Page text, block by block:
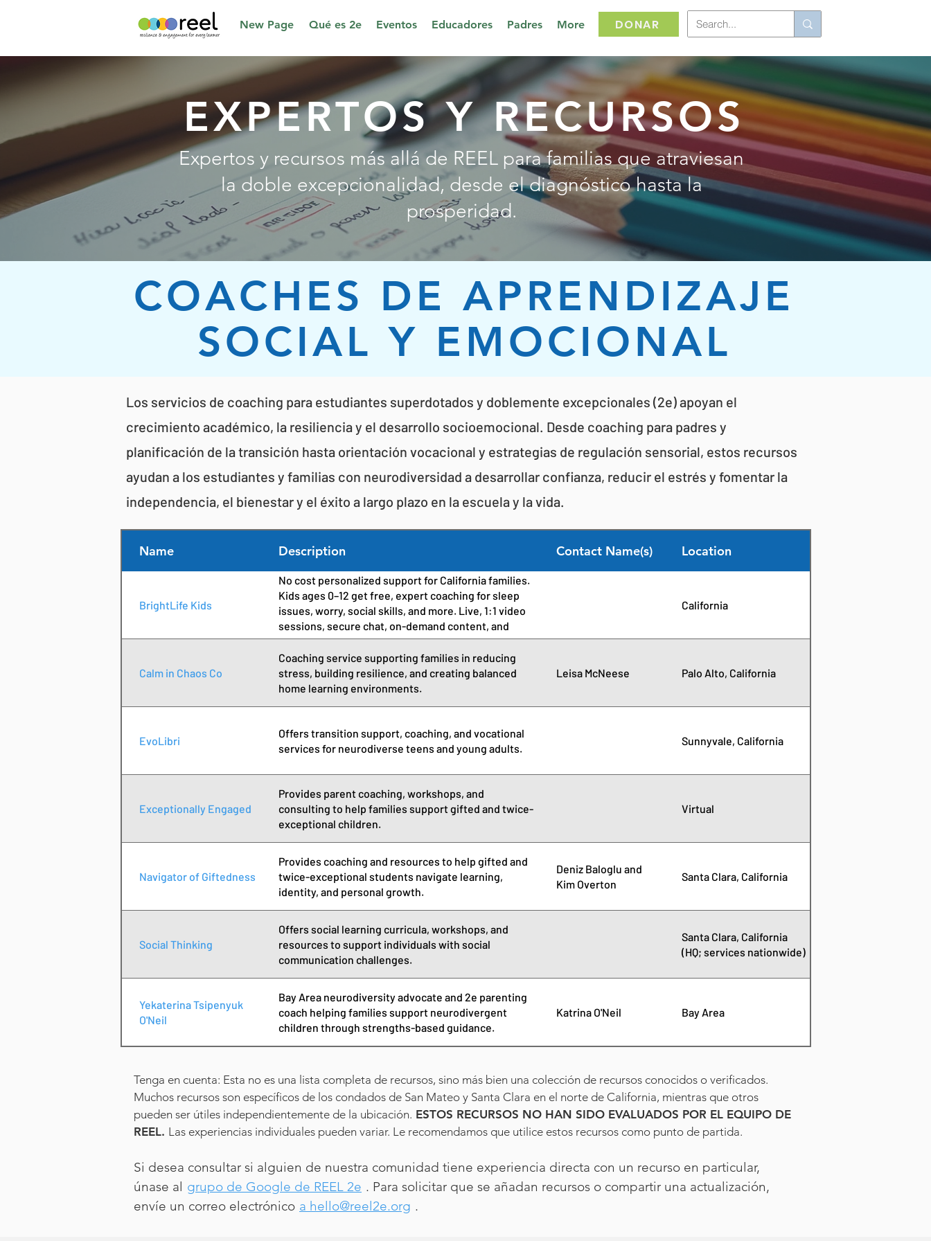
New Page Qué es 2e Eventos Educadores Padres More DONAR
EXPERTOS Y RECURSOS
Expertos y recursos más allá de REEL para familias que atraviesan
la doble excepcionalidad, desde el diagnóstico hasta la
prosperidad.
COACHES DE APRENDIZAJE
SOCIAL Y EMOCIONAL
Los servicios de coaching para estudiantes superdotados y doblemente excepcionales (2e) apoyan el
crecimiento académico, la resiliencia y el desarrollo socioemocional. Desde coaching para padres y
planificación de la transición hasta orientación vocacional y estrategias de regulación sensorial, estos recursos
ayudan a los estudiantes y familias con neurodiversidad a desarrollar confianza, reducir el estrés y fomentar la
independencia, el bienestar y el éxito a largo plazo en la escuela y la vida.
Name Description Contact Name(s) Location
BrightLife Kids
No cost personalized support for California families.
Kids ages 0–12 get free, expert coaching for sleep
issues, worry, social skills, and more. Live, 1:1 video
sessions, secure chat, on-demand content, and
more.
California
Calm in Chaos Co
Coaching service supporting families in reducing
stress, building resilience, and creating balanced
home learning environments.
Leisa McNeese Palo Alto, California
EvoLibri
Offers transition support, coaching, and vocational
services for neurodiverse teens and young adults.
Sunnyvale, California
Exceptionally Engaged
Provides parent coaching, workshops, and
consulting to help families support gifted and twice-
exceptional children.
Virtual
Navigator of Giftedness
Provides coaching and resources to help gifted and
twice-exceptional students navigate learning,
identity, and personal growth.
Deniz Baloglu and
Kim Overton
Santa Clara, California
Social Thinking
Offers social learning curricula, workshops, and
resources to support individuals with social
communication challenges.
Santa Clara, California
(HQ; services nationwide)
Yekaterina Tsipenyuk
O'Neil
Bay Area neurodiversity advocate and 2e parenting
coach helping families support neurodivergent
children through strengths-based guidance.
Katrina O'Neil Bay Area
Tenga en cuenta: Esta no es una lista completa de recursos, sino más bien una colección de recursos conocidos o verificados.
Muchos recursos son específicos de los condados de San Mateo y Santa Clara en el norte de California, mientras que otros
pueden ser útiles independientemente de la ubicación. ESTOS RECURSOS NO HAN SIDO EVALUADOS POR EL EQUIPO DE
REEL. Las experiencias individuales pueden variar. Le recomendamos que utilice estos recursos como punto de partida.
Si desea consultar si alguien de nuestra comunidad tiene experiencia directa con un recurso en particular,
únase al grupo de Google de REEL 2e . Para solicitar que se añadan recursos o compartir una actualización,
envíe un correo electrónico a hello@reel2e.org .